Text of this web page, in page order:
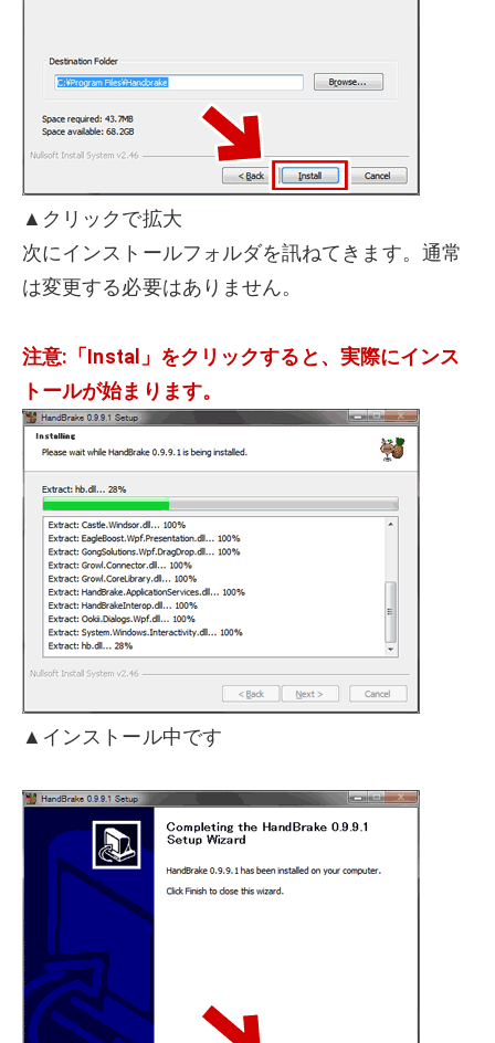
▲クリックで拡大
次にインストールフォルダを訊ねてきます。通常
は変更する必要はありません。
注意:「Instal」をクリックすると、実際にインス
トールが始まります。
▲インストール中です